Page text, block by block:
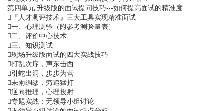
第四单元 升级版的面试提问技巧---如何提高面试的精准度
『人才测评技术』三大工具实现精准面试
一、心理测验（附参考测验量表）
二、评价中心技术
三、知识测试
现场升级版面试的四大实战技巧
打乱次序，声东击西
引蛇出洞，步步为营
未雨绸缪，穷追猛打
逆向推理，心理投射
专题实战：无领导小组讨论